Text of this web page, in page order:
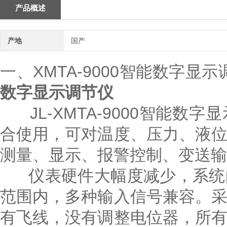
产品概述
产地 国产
一、XMTA-9000智能数字显示
数字显示调节仪
JL-XMTA-9000智能数字显
合使用，可对温度、压力、液
测量、显示、报警控制、变送
仪表硬件大幅度减少，系统
范围内，多种输入信号兼容。
有飞线，没有调整电位器，所